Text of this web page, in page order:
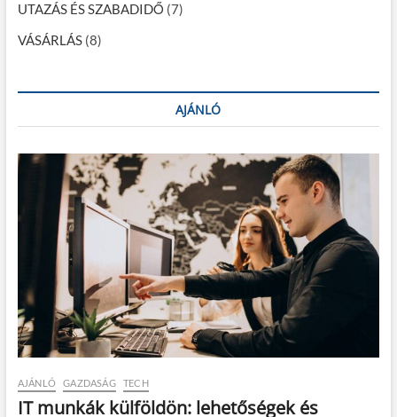
UTAZÁS ÉS SZABADIDŐ (7)
VÁSÁRLÁS(8)
AJÁNLÓ
AJÁNLÓ GAZDASÁG TECH
IT munkák külföldön: lehetőségek és